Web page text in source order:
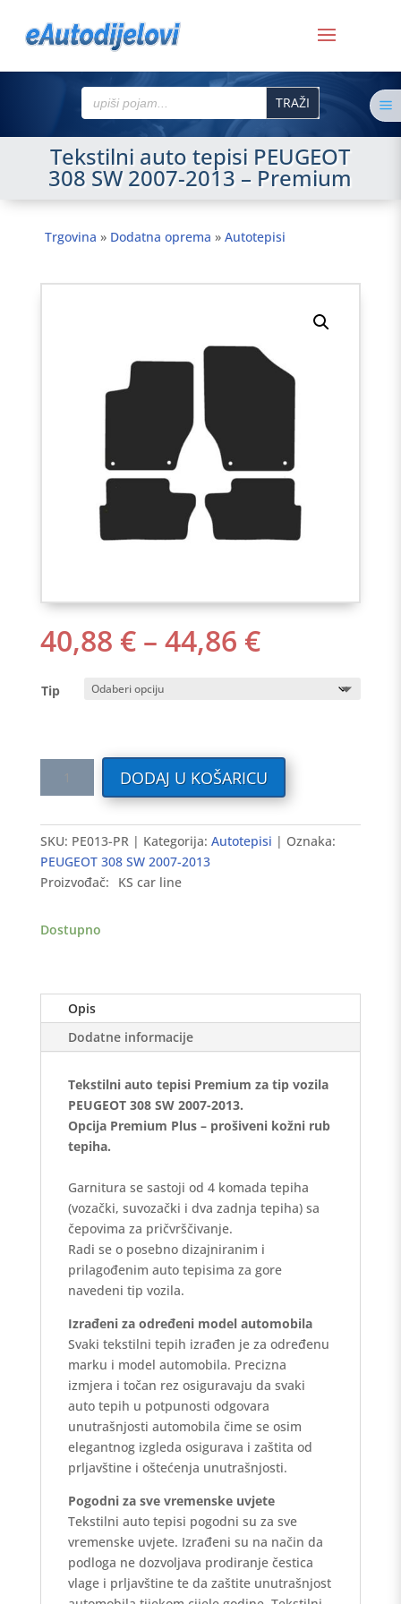
Search
for:
Tekstilni auto tepisi PEUGEOT
308 SW 2007-2013 – Premium
Trgovina » Dodatna oprema » Autotepisi
40,88 € – 44,86 €RASPON
CIJENA:
40,88 €
Tip
PEUGEOT
308
SW
2007-
-
DODAJ U KOŠARICU
SKU: PE013-PR Kategorija: Autotepisi
Oznaka:
PEUGEOT 308 SW 2007-2013
Proizvođač:
KS car line
Dostupno
Opis
Dodatne informacije
Tekstilni auto tepisi Premium za tip vozila
PEUGEOT 308 SW 2007-2013.
Opcija Premium Plus – prošiveni kožni rub
tepiha.
Garnitura se sastoji od 4 komada tepiha
(vozački, suvozački i dva zadnja tepiha) sa
čepovima za pričvrščivanje.
Radi se o posebno dizajniranim i
prilagođenim auto tepisima za gore
navedeni tip vozila.
Izrađeni za određeni model automobila
Svaki tekstilni tepih izrađen je za određenu
marku i model automobila. Precizna
izmjera i točan rez osiguravaju da svaki
auto tepih u potpunosti odgovara
unutrašnjosti automobila čime se osim
elegantnog izgleda osigurava i zaštita od
prljavštine i oštećenja unutrašnjosti.
Pogodni za sve vremenske uvjete
Tekstilni auto tepisi pogodni su za sve
vremenske uvjete. Izrađeni su na način da
podloga ne dozvoljava prodiranje čestica
vlage i prljavštine te da zaštite unutrašnjost
a